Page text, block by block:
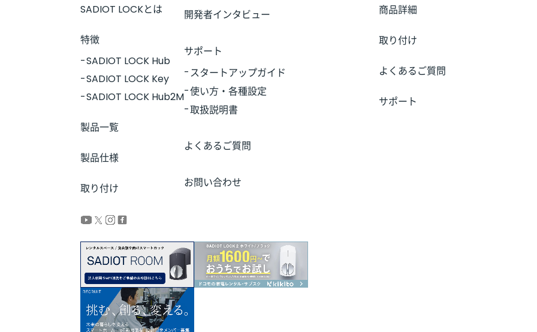
SADIOT LOCKとは
特徴
SADIOT LOCK Hub
SADIOT LOCK Key
SADIOT LOCK Hub2M
製品一覧
製品仕様
取り付け
開発者インタビュー
サポート
スタートアップガイド
使い方・各種設定
取扱説明書
よくあるご質問
お問い合わせ
商品詳細
取り付け
よくあるご質問
サポート